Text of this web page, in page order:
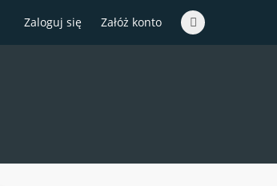
Zaloguj się Załóż konto